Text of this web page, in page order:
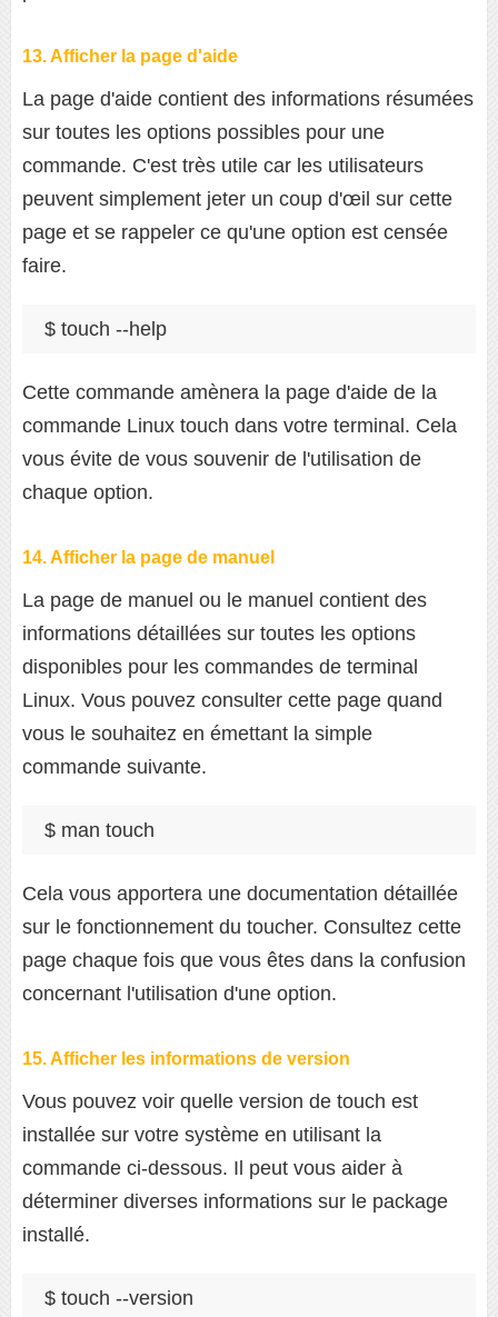
13. Afficher la page d'aide
La page d'aide contient des informations résumées
sur toutes les options possibles pour une
commande. C'est très utile car les utilisateurs
peuvent simplement jeter un coup d'œil sur cette
page et se rappeler ce qu'une option est censée
faire.
$ touch --help
Cette commande amènera la page d'aide de la
commande Linux touch dans votre terminal. Cela
vous évite de vous souvenir de l'utilisation de
chaque option.
14. Afficher la page de manuel
La page de manuel ou le manuel contient des
informations détaillées sur toutes les options
disponibles pour les commandes de terminal
Linux. Vous pouvez consulter cette page quand
vous le souhaitez en émettant la simple
commande suivante.
$ man touch
Cela vous apportera une documentation détaillée
sur le fonctionnement du toucher. Consultez cette
page chaque fois que vous êtes dans la confusion
concernant l'utilisation d'une option.
15. Afficher les informations de version
Vous pouvez voir quelle version de touch est
installée sur votre système en utilisant la
commande ci-dessous. Il peut vous aider à
déterminer diverses informations sur le package
installé.
$ touch --version